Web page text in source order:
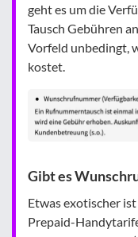
geht es um die
Tausch Gebühren
Vorfeld unbedingt,
kostet.
Gibt es
Etwas exotischer
Prepaid-